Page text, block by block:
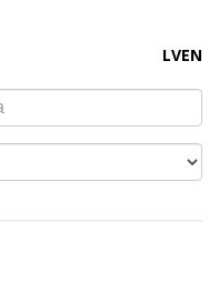
LVEN